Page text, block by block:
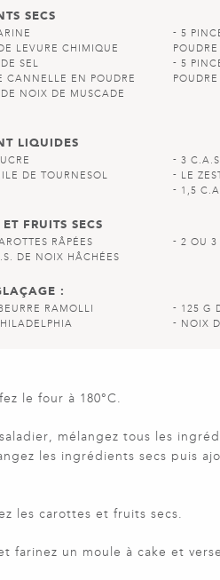
SECS
LEVURE CHIMIQUE
SEL
CANNELLE EN POUDRE
NOIX DE MUSCADE
5
POUDRE
5
POUDRE
LIQUIDES
DE TOURNESOL
3
LE
1,5
FRUITS SECS
RÂPÉES
DE NOIX HÂCHÉES
2 OU 3
:
RAMOLLI
125 G
NOIX
le four à 180°C.
mélangez tous les
les ingrédients secs puis
les carottes et fruits secs.
farinez un moule à cake et